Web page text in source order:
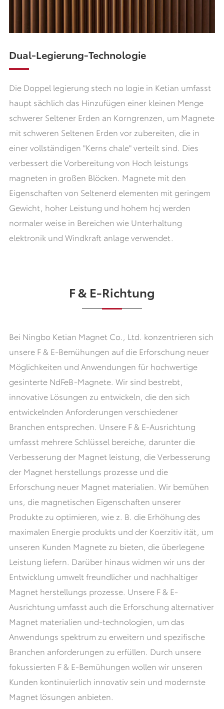
Dual-Legierung-Technologie
Die Doppel legierung stech no logie in Ketian umfasst
haupt sächlich das Hinzufügen einer kleinen Menge
schwerer Seltener Erden an Korngrenzen, um Magnete
mit schweren Seltenen Erden vor zubereiten, die in
einer vollständigen "Kerns chale" verteilt sind. Dies
verbessert die Vorbereitung von Hoch leistungs
magneten in großen Blöcken. Magnete mit den
Eigenschaften von Seltenerd elementen mit geringem
Gewicht, hoher Leistung und hohem hcj werden
normaler weise in Bereichen wie Unterhaltung
elektronik und Windkraft anlage verwendet.
F & E-Richtung
Bei Ningbo Ketian Magnet Co., Ltd. konzentrieren sich
unsere F & E-Bemühungen auf die Erforschung neuer
Möglichkeiten und Anwendungen für hochwertige
gesinterte NdFeB-Magnete. Wir sind bestrebt,
innovative Lösungen zu entwickeln, die den sich
entwickelnden Anforderungen verschiedener
Branchen entsprechen. Unsere F & E-Ausrichtung
umfasst mehrere Schlüssel bereiche, darunter die
Verbesserung der Magnet leistung, die Verbesserung
der Magnet herstellungs prozesse und die
Erforschung neuer Magnet materialien. Wir bemühen
uns, die magnetischen Eigenschaften unserer
Produkte zu optimieren, wie z. B. die Erhöhung des
maximalen Energie produkts und der Koerzitiv ität, um
unseren Kunden Magnete zu bieten, die überlegene
Leistung liefern. Darüber hinaus widmen wir uns der
Entwicklung umwelt freundlicher und nachhaltiger
Magnet herstellungs prozesse. Unsere F & E-
Ausrichtung umfasst auch die Erforschung alternativer
Magnet materialien und-technologien, um das
Anwendungs spektrum zu erweitern und spezifische
Branchen anforderungen zu erfüllen. Durch unsere
fokussierten F & E-Bemühungen wollen wir unseren
Kunden kontinuierlich innovativ sein und modernste
Magnet lösungen anbieten.